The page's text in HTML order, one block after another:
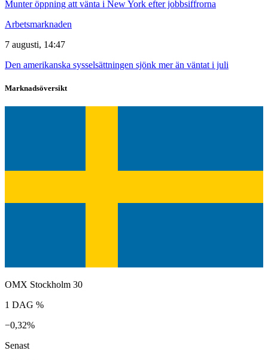
Munter öppning att vänta i New York efter jobbsiffrorna
Arbetsmarknaden
7 augusti, 14:47
Den amerikanska sysselsättningen sjönk mer än väntat i juli
Marknadsöversikt
OMX Stockholm 30
1 DAG %
−0,32%
Senast